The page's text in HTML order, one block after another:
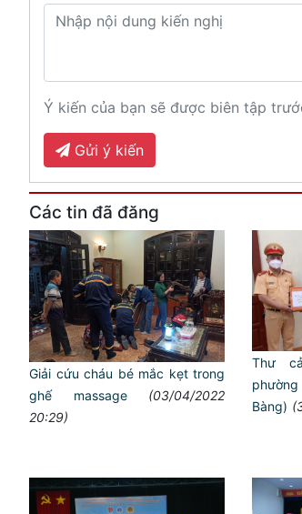
Ý kiến của bạn sẽ được biên tập
Gửi ý kiến
Các tin đã đăng
Giải cứu cháu bé mắc kẹt trong
ghế massage (03/04/2022
20:29)
Thư
Bàng)